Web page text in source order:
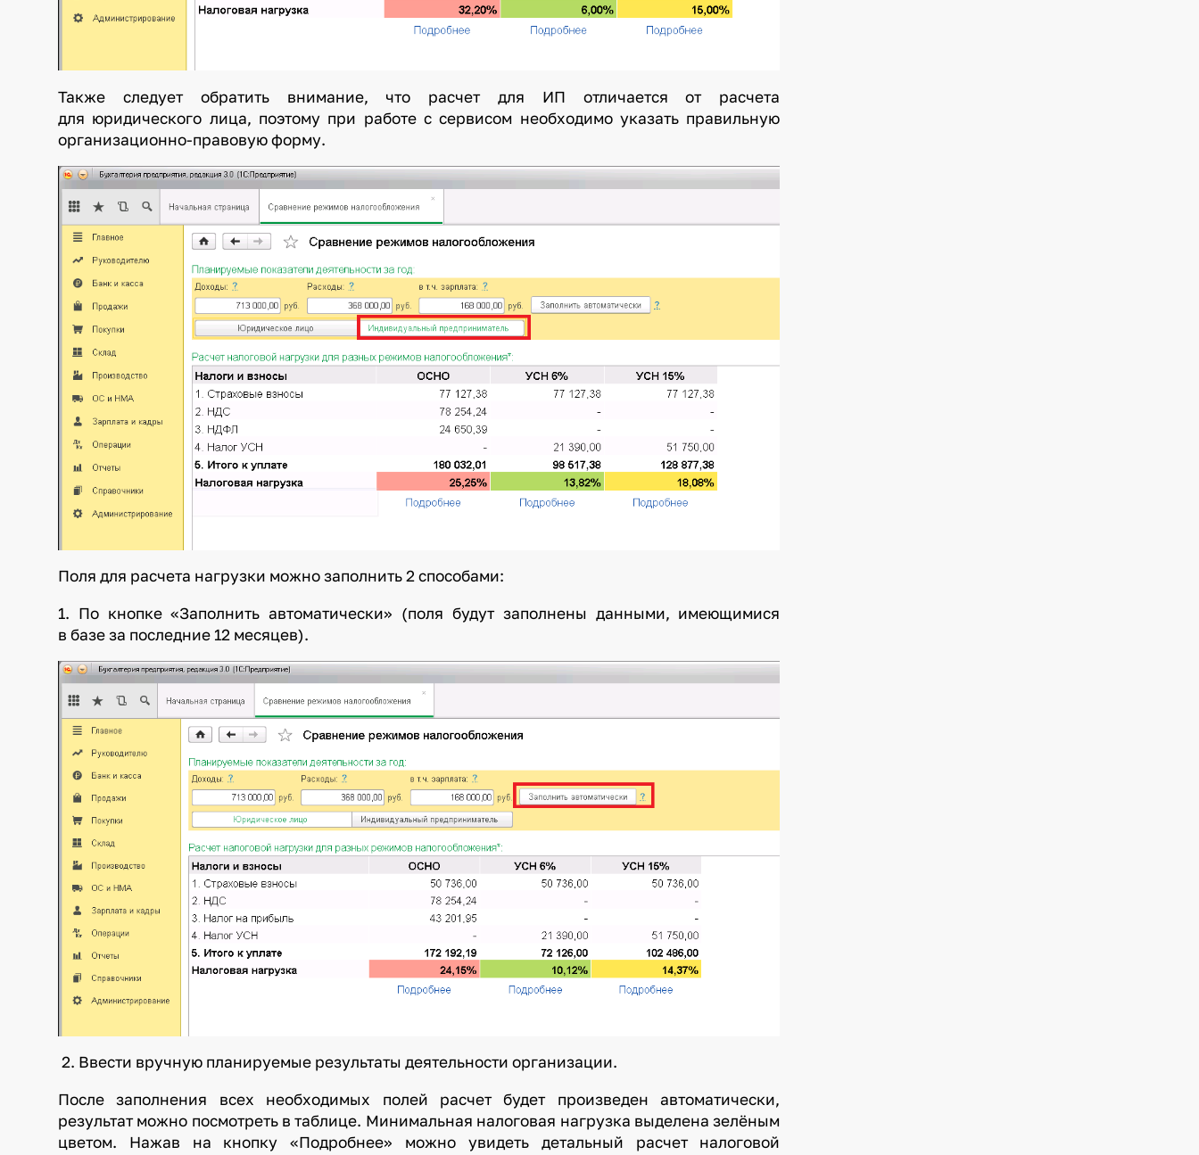
Также следует обратить внимание, что расчет для ИП отличается от расчета
для юридического лица, поэтому при работе с сервисом необходимо указать правильную
организационно-правовую форму.
Поля для расчета нагрузки можно заполнить 2 способами:
1. По кнопке «Заполнить автоматически» (поля будут заполнены данными, имеющимися
в базе за последние 12 месяцев).
2. Ввести вручную планируемые результаты деятельности организации.
После заполнения всех необходимых полей расчет будет произведен автоматически,
результат можно посмотреть в таблице. Минимальная налоговая нагрузка выделена зелёным
цветом. Нажав на кнопку «Подробнее» можно увидеть детальный расчет налоговой